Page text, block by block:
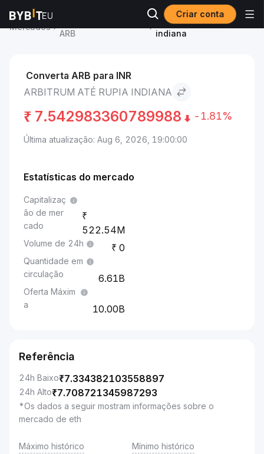
Criar conta
Mercados
ARB
Arbitrum to Rupia
indiana
Converta ARB para INR
ARBITRUM ATÉ RUPIA INDIANA
₹ 7.542983360789988 -1.81%
Última atualização: Aug 6, 2026, 19:00:00
Estatísticas do mercado
Capitalizaç
ão de mer
cado
522.54M
Volume de 24h 0
Quantidade em
circulação
6.61B
Oferta Máxim
a
10.00B
Referência
24h Baixo₹7.334382103558897
24h Alto₹7.708721345987293
*Os dados a seguir mostram informações sobre o
mercado de eth
Máximo histórico Mínimo histórico